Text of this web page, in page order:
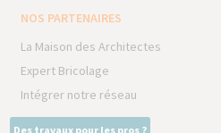
NOS PARTENAIRES
La Maison des Architectes
Expert Bricolage
Intégrer notre réseau
Des travaux pour les pros ?